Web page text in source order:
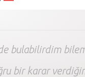
bulabilirdim
bir karar